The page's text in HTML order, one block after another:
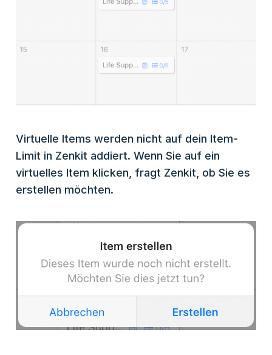
Virtuelle Items werden nicht auf dein Item-
Limit in Zenkit addiert. Wenn Sie auf ein
virtuelles Item klicken, fragt Zenkit, ob Sie es
erstellen möchten.